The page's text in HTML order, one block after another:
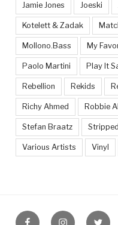
Jamie Jones Joeski
Kotelett & Zadak
Mollono.Bass My
Paolo Martini Play It
Rebellion Rekids
Richy Ahmed Robbie
Stefan Braatz
Various Artists Vinyl
FacebookInstagram